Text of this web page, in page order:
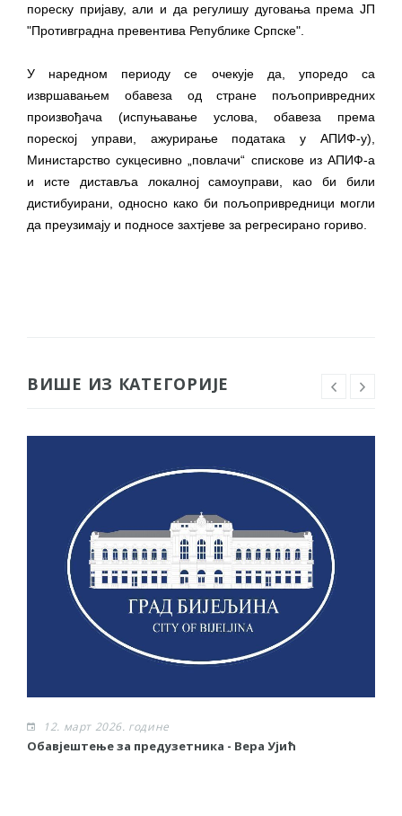
пореску пријаву, али и да регулишу дуговања према ЈП
"Противградна превентива Републике Српске".
У наредном периоду се очекује да, упоредо са
извршавањем обавеза од стране пољопривредних
произвођача (испуњавање услова, обавеза према
пореској управи, ажурирање података у АПИФ-у),
Министарство сукцесивно „повлачи“ спискове из АПИФ-а
и исте диставља локалној самоуправи, као би били
дистибуирани, односно како би пољопривредници могли
да преузимају и подносе захтјеве за регресирано гориво.
ВИШЕ ИЗ КАТЕГОРИЈЕ
12. март 2026. године
Обавјештење за предузетника - Вера Ујић